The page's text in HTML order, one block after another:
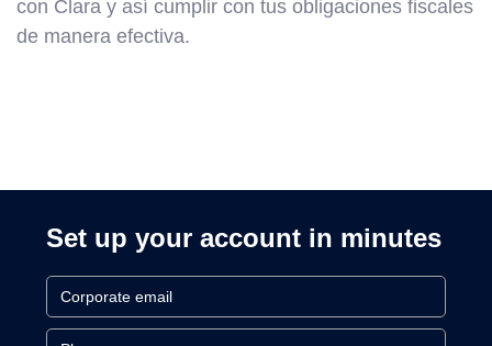
con Clara y así cumplir con tus obligaciones fiscales
de manera efectiva.
Set up your account in minutes